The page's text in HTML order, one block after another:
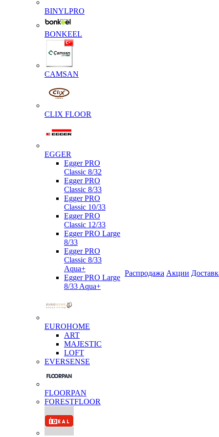
BINYLPRO
BONKEEL
CAMSAN
CLIX FLOOR
EGGER
Egger PRO
Classic 8/32
Egger PRO
Classic 8/33
Egger PRO
Classic 10/33
Egger PRO
Classic 12/33
Egger PRO Large
8/33
Egger PRO
Classic 8/33
Aqua+
Egger PRO Large
8/33 Aqua+
EUROHOME
ART
MAJESTIC
LOFT
EVERSENSE
FLOORPAN
FORESTFLOOR
Распродажа Акции